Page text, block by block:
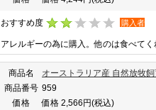
おすすめ度 購入者
アレルギーの為に購入。他のは食べて
商品名
オーストラリア産 自然放牧
商品番号 959
価格
価格 2,566円(税込)